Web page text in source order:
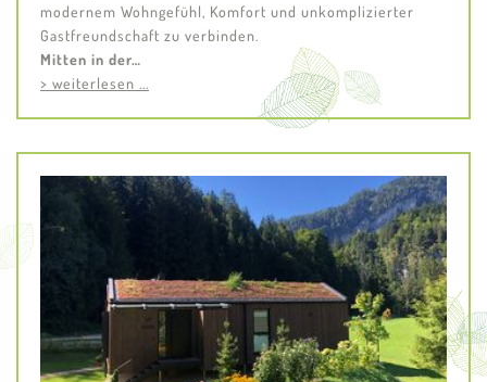
modernem Wohngefühl, Komfort und unkomplizierter
Gastfreundschaft zu verbinden.
Mitten in der…
> weiterlesen ...